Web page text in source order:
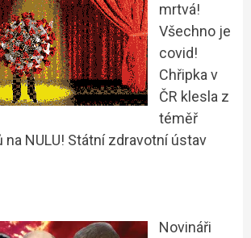
mrtvá!
Všechno je
covid!
Chřipka v
ČR klesla z
téměř
na NULU! Státní zdravotní ústav
Novináři